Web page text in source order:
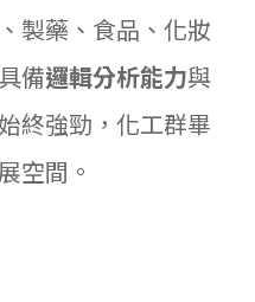
製藥、食品、化妝
備邏輯分析能力與
終強勁，化工群畢
空間。